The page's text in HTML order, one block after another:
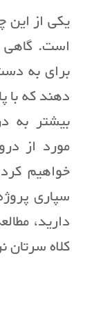
یکی از این
است. گاهی
برای به
دهند که با
مورد از
خواهیم
سپاری
دارید،
کلاه سرتان